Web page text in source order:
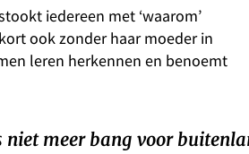
iedereen met ‘waarom’
ook zonder haar moeder in
leren herkennen en benoemt
niet meer bang voor